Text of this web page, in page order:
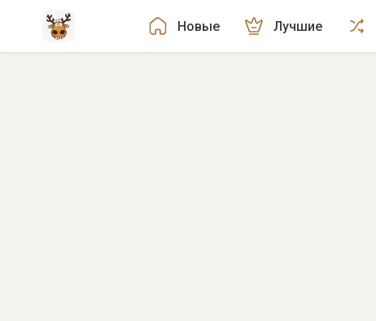
Новые Лучшие